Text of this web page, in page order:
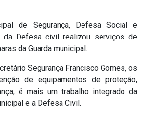
de Segurança, Defesa Social e
da Defesa civil realizou serviços de
da Guarda municipal.
Segurança Francisco Gomes, os
de equipamentos de proteção,
é mais um trabalho integrado da
e a Defesa Civil.